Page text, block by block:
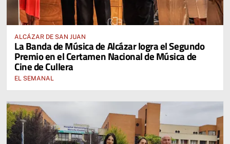
ALCÁZAR DE SAN JUAN
La Banda de Música de Alcázar logra el Segundo
Premio en el Certamen Nacional de Música de
Cine de Cullera
EL SEMANAL